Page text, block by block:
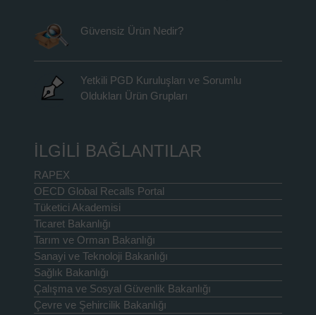
Güvensiz Ürün Nedir?
Yetkili PGD Kuruluşları ve Sorumlu
Oldukları Ürün Grupları
İLGİLİ BAĞLANTILAR
RAPEX
OECD Global Recalls Portal
Tüketici Akademisi
Ticaret Bakanlığı
Tarım ve Orman Bakanlığı
Sanayi ve Teknoloji Bakanlığı
Sağlık Bakanlığı
Çalışma ve Sosyal Güvenlik Bakanlığı
Çevre ve Şehircilik Bakanlığı